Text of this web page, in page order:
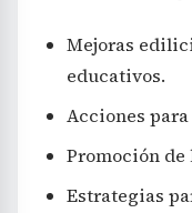
Mejoras
educativos.
Acciones
Promoción de
Estrategias